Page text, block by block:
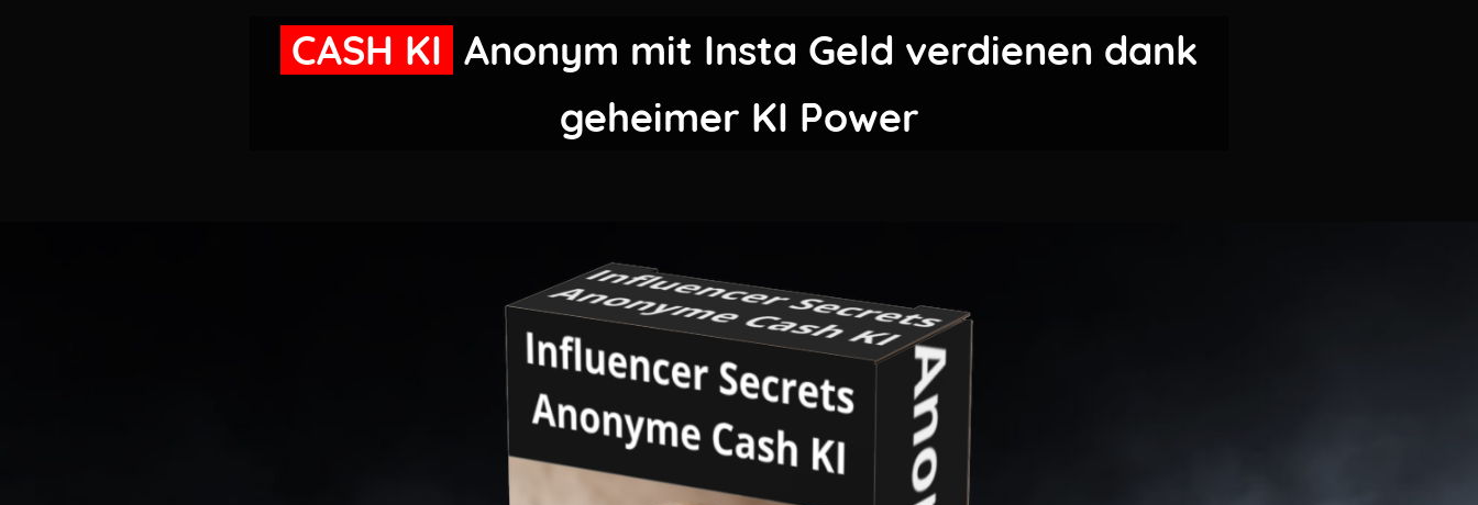
CASH KI Anonym mit Insta Geld verdienen dank
geheimer KI Power